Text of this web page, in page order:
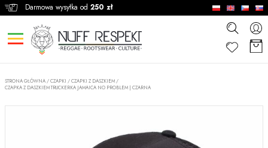
Darmowa wysyłka od 250 zł
STRONA GŁÓWNA /CZAPKI /CZAPKI Z DASZKIEM /
CZAPKA Z DASZKIEM TRUCKERKA JAMAICA NO PROBLEM | CZARNA